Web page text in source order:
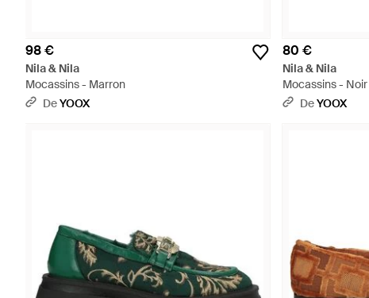
98 €
Nila & Nila
Mocassins - Marron
DeYOOX
80 €
Nila & Nila
Mocassins - Noir
DeYOOX